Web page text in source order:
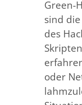
Green-
sind
des
oder